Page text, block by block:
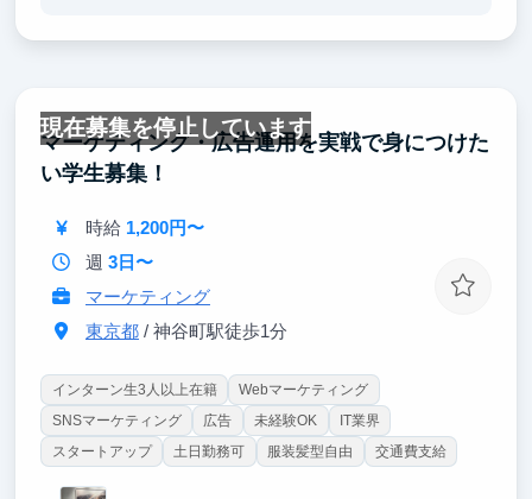
実際に現在も複数のインターン生が活躍しており、イ
ンターン生で事業責任者を任せた経験あります！
現在募集を停止しています
マーケティング・広告運用を実戦で身につけた
い学生募集！
時給 1,200円〜
週 3日〜
マーケティング
東京都/ 神谷町駅徒歩1分
インターン生3人以上在籍
Webマーケティング
SNSマーケティング
広告 未経験OK
IT業界
スタートアップ
土日勤務可 服装髪型自由 交通費支給